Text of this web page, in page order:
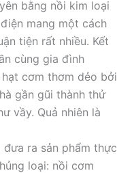
bằng nồi kim loại
mang một cách
tiện rất nhiều. Kết
cùng gia đình
cơm thơm dẻo bởi
gần gũi thành thử
vầy. Quả nhiên là
ra sản phẩm thực
loại: nồi cơm